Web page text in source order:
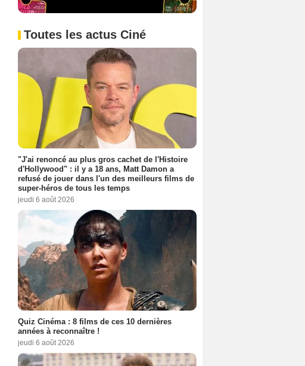
Toutes les actus Ciné
"J'ai renoncé au plus gros cachet de l'Histoire
d'Hollywood" : il y a 18 ans, Matt Damon a
refusé de jouer dans l'un des meilleurs films de
super-héros de tous les temps
jeudi 6 août 2026
Quiz Cinéma : 8 films de ces 10 dernières
années à reconnaître !
jeudi 6 août 2026